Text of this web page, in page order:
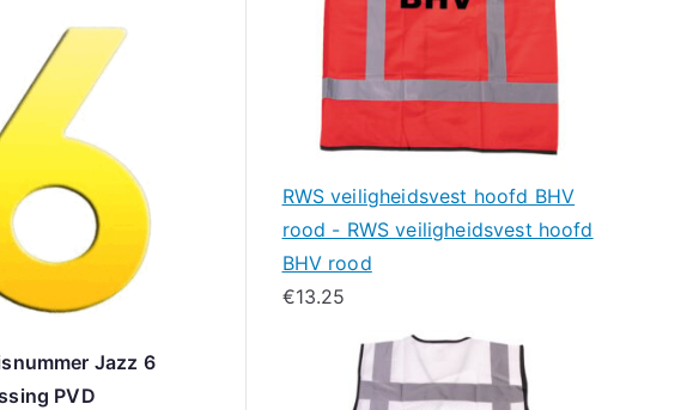
Jazz 6
PVD
RWS veiligheidsvest hoofd BHV
rood - RWS veiligheidsvest hoofd
BHV rood
€13.25